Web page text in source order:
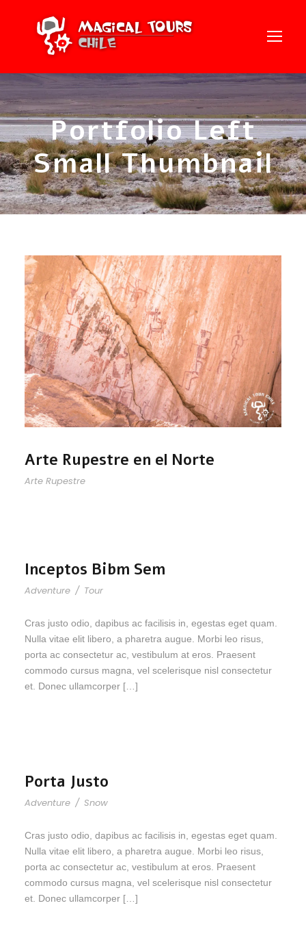
Portfolio Left
Small Thumbnail
Arte Rupestre en el Norte
Arte Rupestre
Inceptos Bibm Sem
Adventure / Tour
Cras justo odio, dapibus ac facilisis in, egestas eget quam.
Nulla vitae elit libero, a pharetra augue. Morbi leo risus,
porta ac consectetur ac, vestibulum at eros. Praesent
commodo cursus magna, vel scelerisque nisl consectetur
et. Donec ullamcorper […]
Porta Justo
Adventure / Snow
Cras justo odio, dapibus ac facilisis in, egestas eget quam.
Nulla vitae elit libero, a pharetra augue. Morbi leo risus,
porta ac consectetur ac, vestibulum at eros. Praesent
commodo cursus magna, vel scelerisque nisl consectetur
et. Donec ullamcorper […]